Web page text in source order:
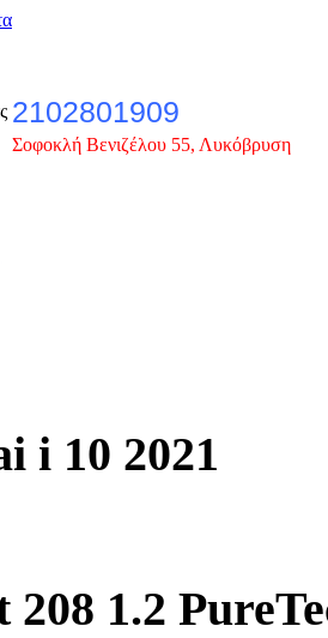
2102801909
Σοφοκλή Βενιζέλου 55, Λυκόβρυση
i 10 2021
208 1.2